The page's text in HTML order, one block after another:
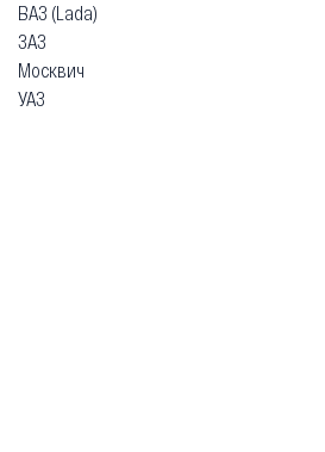
ВАЗ (Lada)
ЗАЗ
Москвич
УАЗ